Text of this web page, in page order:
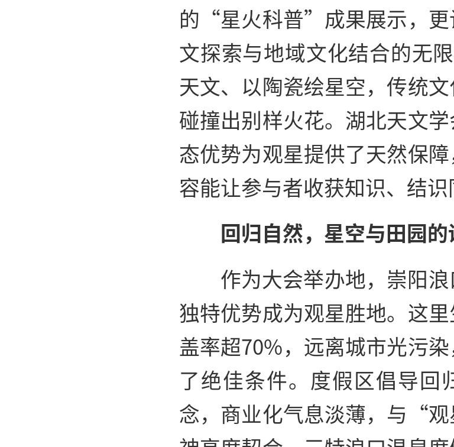
的“星火科普”成果展示，更
文探索与地域文化结合的无
天文、以陶瓷绘星空，传统
碰撞出别样火花。湖北天文
态优势为观星提供了天然保
容能让参与者收获知识、结识
回归自然，星空与田园
作为大会举办地，崇阳
独特优势成为观星胜地。这
盖率超70%，远离城市光污
了绝佳条件。度假区倡导回
念，商业化气息淡薄，与“